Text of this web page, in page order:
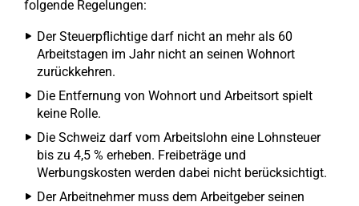
folgende Regelungen:
Der Steuerpflichtige darf nicht an mehr als 60
Arbeitstagen im Jahr nicht an seinen Wohnort
zurückkehren.
Die Entfernung von Wohnort und Arbeitsort spielt
keine Rolle.
Die Schweiz darf vom Arbeitslohn eine Lohnsteuer
bis zu 4,5 % erheben. Freibeträge und
Werbungskosten werden dabei nicht berücksichtigt.
Der Arbeitnehmer muss dem Arbeitgeber seinen